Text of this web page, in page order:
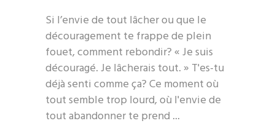
Si l’envie de tout lâcher ou que le
découragement te frappe de plein
fouet, comment rebondir? « Je suis
découragé. Je lâcherais tout. » T'es-tu
déjà senti comme ça? Ce moment où
tout semble trop lourd, où l'envie de
tout abandonner te prend